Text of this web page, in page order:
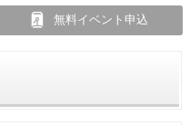
無料イベント申込